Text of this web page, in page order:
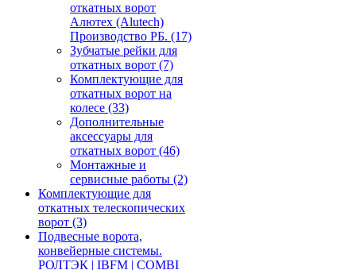
откатных ворот
Алютех (Alutech)
Производство РБ. (17)
Зубчатые рейки для
откатных ворот (7)
Комплектующие для
откатных ворот на
колесе (33)
Дополнительные
аксессуары для
откатных ворот (46)
Монтажные и
сервисные работы (2)
Комплектующие для
откатных телескопических
ворот (3)
Подвесные ворота,
конвейерные системы.
РОЛТЭК | IBFM | COMBI